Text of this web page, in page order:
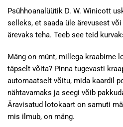
Psühhoanalüütik D. W. Winicott
selleks, et saada üle ärevusest
ärevaks teha. Teeb see teid
Mäng on münt, millega kraabime
täpselt võita? Pinna tugevasti
automaatselt võitu, mida kaardil
nähtavamaks ja seegi võib
Äravisatud lotokaart on samuti
mis ilmub, on mäng.